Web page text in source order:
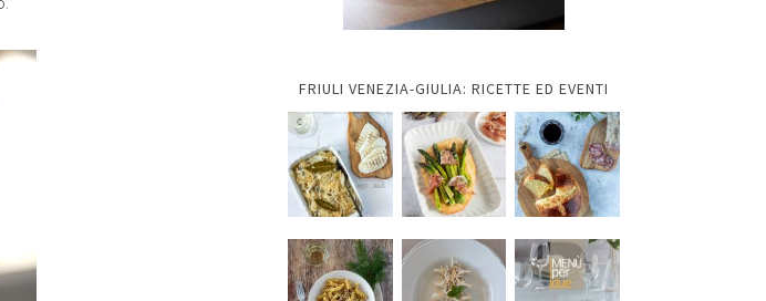
FRIULI VENEZIA-GIULIA: RICETTE ED EVENTI